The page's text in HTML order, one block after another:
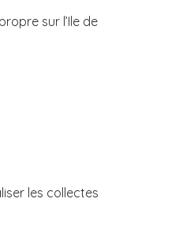
sur l’Ile de
les collectes